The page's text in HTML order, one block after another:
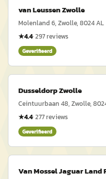
van Leussen Zwolle
Molenland 6, Zwolle, 8024 AL
★4.4·297reviews
Geverifieerd
Dusseldorp Zwolle
Ceintuurbaan 48, Zwolle,
★4.4·277reviews
Geverifieerd
Van Mossel Jaguar Land